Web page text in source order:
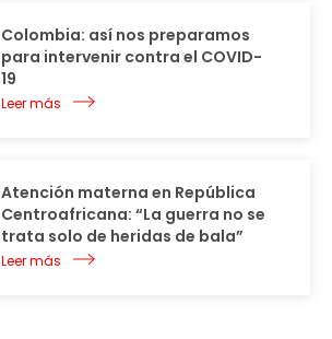
Colombia: así nos preparamos
para intervenir contra el COVID-
19
Leer más
Atención materna en República
Centroafricana: “La guerra no se
trata solo de heridas de bala”
Leer más